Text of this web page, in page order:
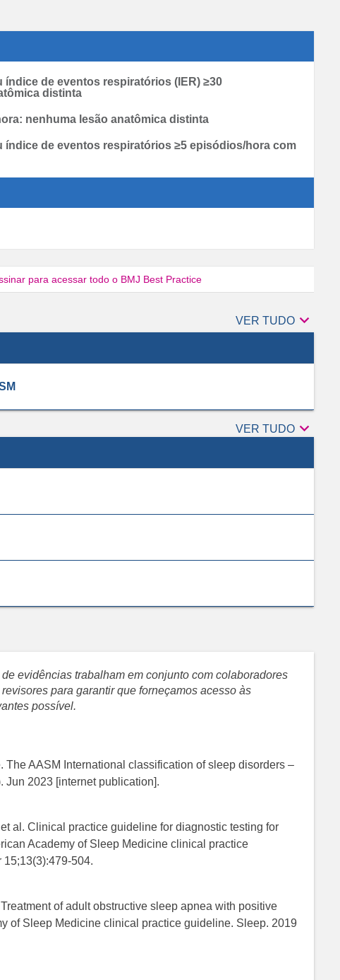
índice de eventos respiratórios (IER) ≥30
distinta
nenhuma lesão anatômica distinta
índice de eventos respiratórios ≥5 episódios/hora com
para acessar todo o BMJ Best Practice
VER TUDOAutores

VER TUDORevisores

evidências trabalham em conjunto com colaboradores
para garantir que forneçamos acesso às
possível.
The AASM International classification of sleep disorders –
Jun 2023 [internet publication].
al. Clinical practice guideline for diagnostic testing for
Academy of Sleep Medicine clinical practice
504.
of adult obstructive sleep apnea with positive
of Sleep Medicine clinical practice guideline. Sleep. 2019